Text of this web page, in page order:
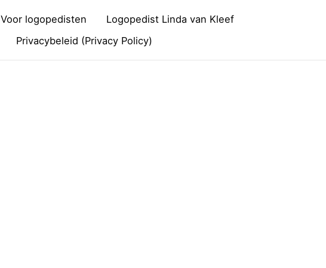
Voor logopedisten
Logopedist Linda van Kleef
Privacybeleid (Privacy Policy)